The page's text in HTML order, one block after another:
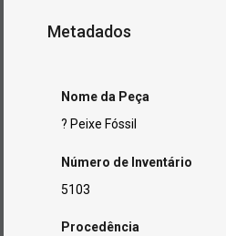
Metadados
Nome da Peça
? Peixe Fóssil
Número de Inventário
5103
Procedência